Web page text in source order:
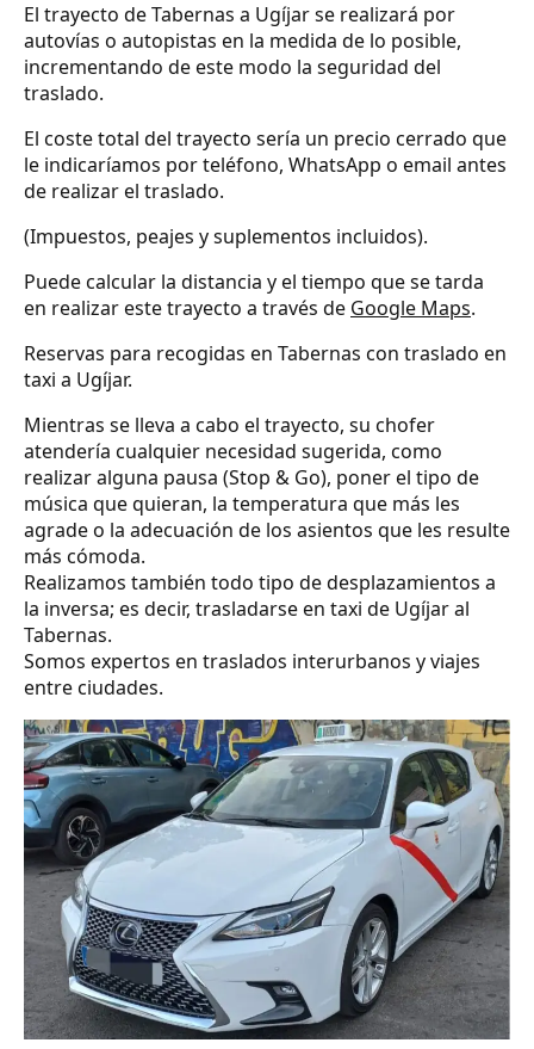
El trayecto de Tabernas a Ugíjar se realizará por
autovías o autopistas en la medida de lo posible,
incrementando de este modo la seguridad del
traslado.
El coste total del trayecto sería un precio cerrado que
le indicaríamos por teléfono, WhatsApp o email antes
de realizar el traslado.
(Impuestos, peajes y suplementos incluidos).
Puede calcular la distancia y el tiempo que se tarda
en realizar este trayecto a través de Google Maps.
Reservas para recogidas en Tabernas con traslado en
taxi a Ugíjar.
Mientras se lleva a cabo el trayecto, su chofer
atendería cualquier necesidad sugerida, como
realizar alguna pausa (Stop & Go), poner el tipo de
música que quieran, la temperatura que más les
agrade o la adecuación de los asientos que les resulte
más cómoda.
Realizamos también todo tipo de desplazamientos a
la inversa; es decir, trasladarse en taxi de Ugíjar al
Tabernas.
Somos expertos en traslados interurbanos y viajes
entre ciudades.